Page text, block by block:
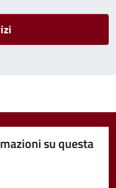
su questa